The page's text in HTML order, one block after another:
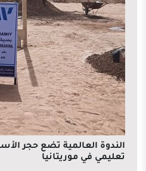
الندوة العالمية تضع حجر
تعليمي في موريتانيا